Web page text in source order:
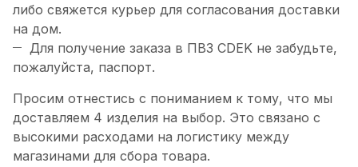
либо свяжется курьер для согласования доставки
на дом.
Для получение заказа в ПВЗ CDEK не забудьте,
пожалуйста, паспорт.
Просим отнестись с пониманием к тому, что мы
доставляем 4 изделия на выбор. Это связано с
высокими расходами на логистику между
магазинами для сбора товара.